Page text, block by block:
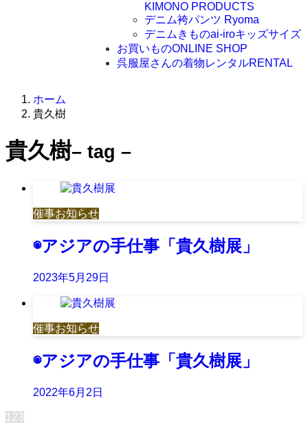
KIMONO PRODUCTS
デニム袴パンツ Ryoma
デニムきものai-iroキッズサイズ
お買いものONLINE SHOP
呉服屋さんの着物レンタルRENTAL
ホーム
貴久樹
貴久樹– tag –
催事お知らせ
◉アジアの手仕事「貴久樹展」
2023年5月29日
催事お知らせ
◉アジアの手仕事「貴久樹展」
2022年6月2日
1 23